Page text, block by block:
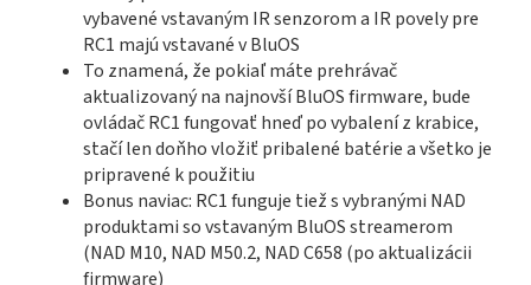
vybavené vstavaným IR senzorom a IR povely pre
RC1 majú vstavané v BluOS
To znamená, že pokiaľ máte prehrávač
aktualizovaný na najnovší BluOS firmware, bude
ovládač RC1 fungovať hneď po vybalení z krabice,
stačí len doňho vložiť pribalené batérie a všetko je
pripravené k použitiu
Bonus naviac: RC1 funguje tiež s vybranými NAD
produktami so vstavaným BluOS streamerom
(NAD M10, NAD M50.2, NAD C658 (po aktualizácii
firmware)